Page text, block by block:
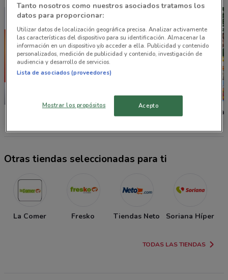
-3 DÍAS
Otras tiendas seleccionadas para ti
La Comer Fresko Tiendas Neto Soriana Híper
TODAS LAS TIENDAS
Tanto nosotros como nuestros asociados tratamos los
datos para proporcionar:
Utilizar datos de localización geográfica precisa. Analizar activamente
las características del dispositivo para su identificación. Almacenar la
información en un dispositivo y/o acceder a ella. Publicidad y contenido
personalizados, medición de publicidad y contenido, investigación de
audiencia y desarrollo de servicios.
Lista de asociados (proveedores)
Mostrar los propósitos Acepto